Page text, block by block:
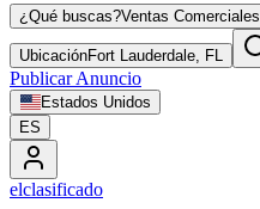
¿Qué buscas?Ventas Comerciales
UbicaciónFort Lauderdale, FL
Publicar Anuncio
Estados Unidos
ES
elclasificado